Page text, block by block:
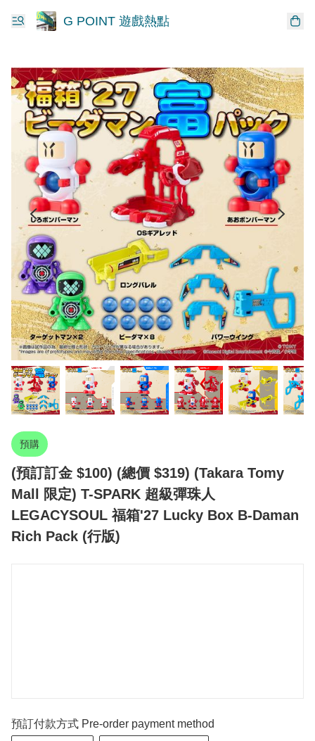
G POINT 遊戲熱點
預購
(預訂訂金 $100) (總價 $319) (Takara Tomy
Mall 限定) T-SPARK 超級彈珠人
LEGACYSOUL 福箱'27 Lucky Box B-Daman
Rich Pack (行版)
預訂付款方式 Pre-order payment method